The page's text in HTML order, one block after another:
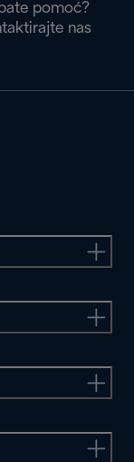
pomoć?
nas